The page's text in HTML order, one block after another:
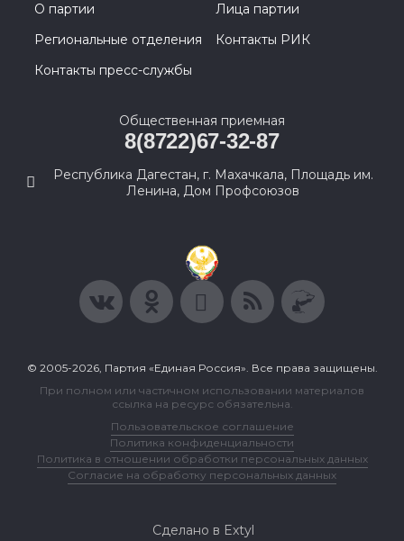
О партии
Лица партии
Региональные отделения
Контакты РИК
Контакты пресс-службы
Общественная приемная
8(8722)67-32-87
Республика Дагестан, г. Махачкала, Площадь им.
Ленина, Дом Профсоюзов
© 2005-2026, Партия «Единая Россия». Все права защищены.
При полном или частичном использовании материалов
ссылка на ресурс обязательна.
Пользовательское соглашение
Политика конфиденциальности
Политика в отношении обработки персональных данных
Согласие на обработку персональных данных
Сделано в Extyl